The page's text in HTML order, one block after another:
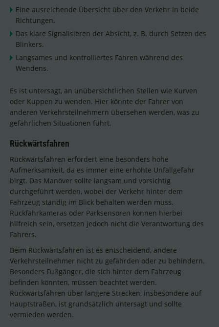
Eine ausreichende Übersicht über den Verkehr in beide
Richtungen.
Das klare Signalisieren der Absicht, z. B. durch Setzen des
Blinkers.
Langsames und kontrolliertes Fahren während des
Wendens.
Es ist untersagt, an unübersichtlichen Stellen wie Kurven
oder Kuppen zu wenden. Hier könnte der Fahrer von
anderen Verkehrsteilnehmern übersehen werden, was zu
gefährlichen Situationen führt.
Rückwärtsfahren
Rückwärtsfahren erfordert eine besonders hohe
Aufmerksamkeit, da es immer eine erhöhte Unfallgefahr
birgt. Das Manöver sollte langsam und vorsichtig
durchgeführt werden, wobei der Verkehr hinter dem
Fahrzeug ständig im Blick behalten werden muss.
Rückfahrkameras oder Parksensoren können hierbei
hilfreich sein, ersetzen jedoch nicht die Verantwortung des
Fahrers.
Beim Rückwärtsfahren ist es entscheidend, andere
Verkehrsteilnehmer nicht zu gefährden oder zu behindern.
Besonders Fußgänger, die sich hinter dem Fahrzeug
befinden könnten, müssen beachtet werden.
Rückwärtsfahren über längere Strecken, insbesondere auf
Hauptstraßen, ist grundsätzlich untersagt und sollte
vermieden werden.